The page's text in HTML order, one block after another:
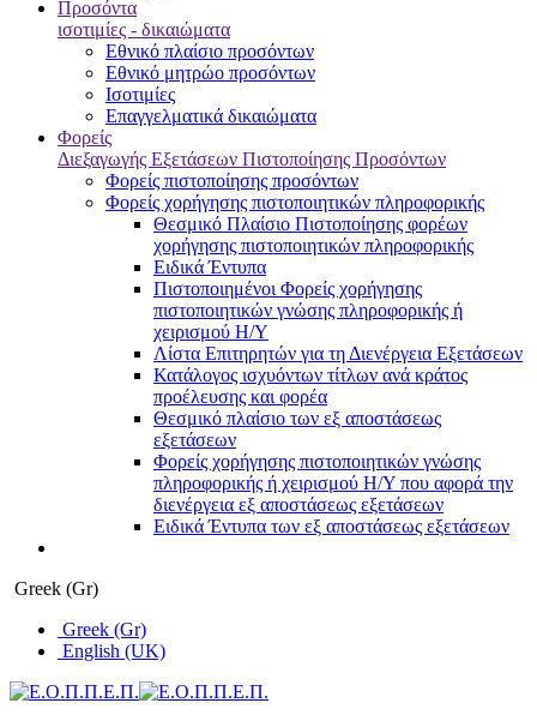
Προσόντα
ισοτιμίες - δικαιώματα
Εθνικό πλαίσιο προσόντων
Εθνικό μητρώο προσόντων
Ισοτιμίες
Επαγγελματικά δικαιώματα
Φορείς
Διεξαγωγής Εξετάσεων Πιστοποίησης Προσόντων
Φορείς πιστοποίησης προσόντων
Φορείς χορήγησης πιστοποιητικών πληροφορικής
Θεσμικό Πλαίσιο Πιστοποίησης φορέων
χορήγησης πιστοποιητικών πληροφορικής
Ειδικά Έντυπα
Πιστοποιημένοι Φορείς χορήγησης
πιστοποιητικών γνώσης πληροφορικής ή
χειρισμού Η/Υ
Λίστα Επιτηρητών για τη Διενέργεια Εξετάσεων
Κατάλογος ισχυόντων τίτλων ανά κράτος
προέλευσης και φορέα
Θεσμικό πλαίσιο των εξ αποστάσεως
εξετάσεων
Φορείς χορήγησης πιστοποιητικών γνώσης
πληροφορικής ή χειρισμού Η/Υ που αφορά την
διενέργεια εξ αποστάσεως εξετάσεων
Ειδικά Έντυπα των εξ αποστάσεως εξετάσεων
Greek (Gr)
Greek (Gr)
English (UK)